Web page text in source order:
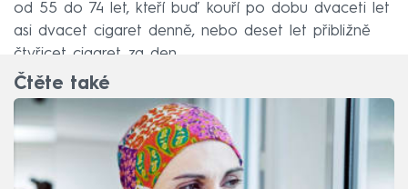
od 55 do 74 let, kteří buď kouří po dobu dvaceti let
asi dvacet cigaret denně, nebo deset let přibližně
čtyřicet cigaret za den.
Čtěte také